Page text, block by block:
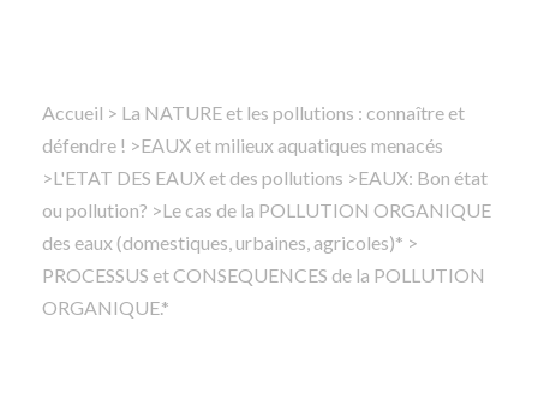
Rechercher
Accueil > La NATURE et les pollutions : connaître et
défendre ! >EAUX et milieux aquatiques menacés
>L'ETAT DES EAUX et des pollutions >EAUX: Bon état
ou pollution? >Le cas de la POLLUTION ORGANIQUE
des eaux (domestiques, urbaines, agricoles)* >
PROCESSUS et CONSEQUENCES de la POLLUTION
ORGANIQUE.*